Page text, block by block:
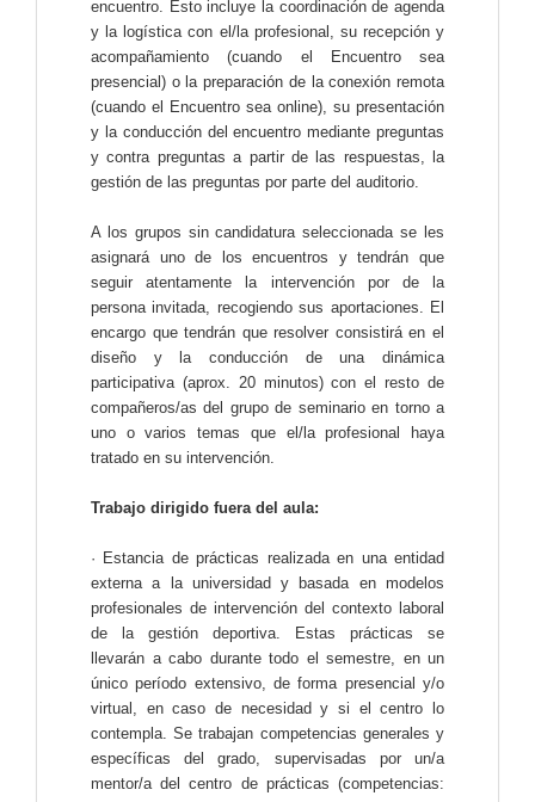
encuentro. Esto incluye la coordinación de agenda
y la logística con el/la profesional, su recepción y
acompañamiento (cuando el Encuentro sea
presencial) o la preparación de la conexión remota
(cuando el Encuentro sea online), su presentación
y la conducción del encuentro mediante preguntas
y contra preguntas a partir de las respuestas, la
gestión de las preguntas por parte del auditorio.
A los grupos sin candidatura seleccionada se les
asignará uno de los encuentros y tendrán que
seguir atentamente la intervención por de la
persona invitada, recogiendo sus aportaciones. El
encargo que tendrán que resolver consistirá en el
diseño y la conducción de una dinámica
participativa (aprox. 20 minutos) con el resto de
compañeros/as del grupo de seminario en torno a
uno o varios temas que el/la profesional haya
tratado en su intervención.
Trabajo dirigido fuera del aula:
· Estancia de prácticas realizada en una entidad
externa a la universidad y basada en modelos
profesionales de intervención del contexto laboral
de la gestión deportiva. Estas prácticas se
llevarán a cabo durante todo el semestre, en un
único período extensivo, de forma presencial y/o
virtual, en caso de necesidad y si el centro lo
contempla. Se trabajan competencias generales y
específicas del grado, supervisadas por un/a
mentor/a del centro de prácticas (competencias: